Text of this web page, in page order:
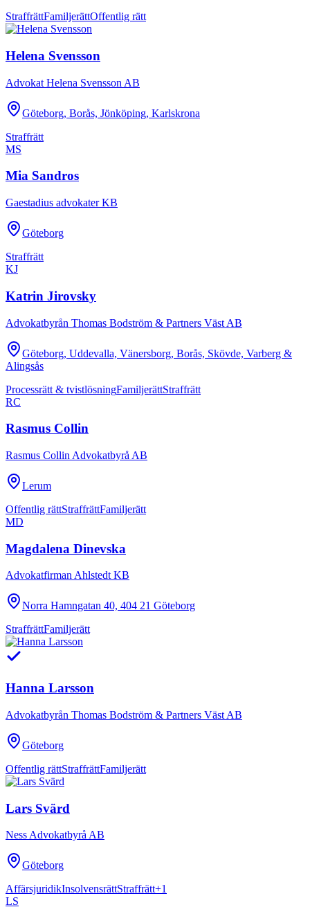
StraffrättFamiljerättOffentlig rätt
Helena Svensson
Advokat Helena Svensson AB
Göteborg, Borås, Jönköping, Karlskrona
Straffrätt
MS
Mia Sandros
Gaestadius advokater KB
Göteborg
Straffrätt
KJ
Katrin Jirovsky
Advokatbyrån Thomas Bodström & Partners Väst AB
Göteborg, Uddevalla, Vänersborg, Borås, Skövde, Varberg &
Alingsås
Processrätt & tvistlösningFamiljerättStraffrätt
RC
Rasmus Collin
Rasmus Collin Advokatbyrå AB
Lerum
Offentlig rättStraffrättFamiljerätt
MD
Magdalena Dinevska
Advokatfirman Ahlstedt KB
Norra Hamngatan 40, 404 21 Göteborg
StraffrättFamiljerätt
Hanna Larsson
Advokatbyrån Thomas Bodström & Partners Väst AB
Göteborg
Offentlig rättStraffrättFamiljerätt
Lars Svärd
Ness Advokatbyrå AB
Göteborg
AffärsjuridikInsolvensrättStraffrätt+1
LS